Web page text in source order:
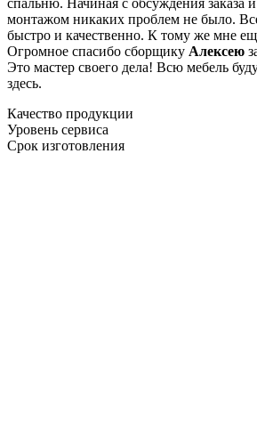
монтажом никаких проблем не было.
быстро и качественно. К тому же мне
Огромное спасибо сборщику Алексею
Это мастер своего дела! Всю мебель
здесь.
Качество продукции
Уровень сервиса
Срок изготовления